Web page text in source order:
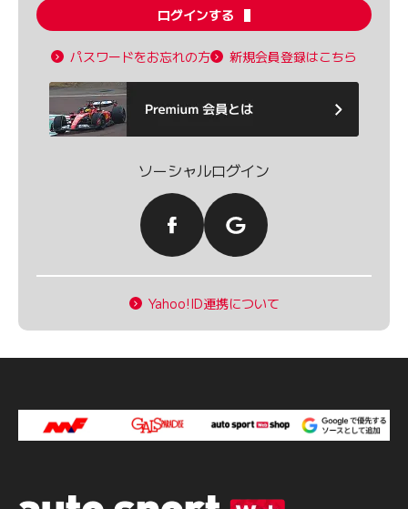
ログインする
パスワードをお忘れの方 新規会員登録はこちら
ソーシャルログイン
Yahoo!ID連携について